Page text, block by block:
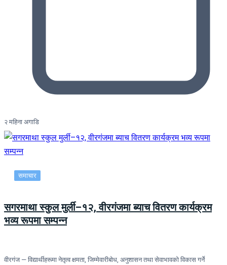
२ महिना अगाडि
समाचार
सगरमाथा स्कुल मुर्ली–१२, वीरगंजमा ब्याच वितरण कार्यक्रम
भव्य रूपमा सम्पन्न
वीरगंज — विद्यार्थीहरूमा नेतृत्व क्षमता, जिम्मेवारीबोध, अनुशासन तथा सेवाभावको विकास गर्ने